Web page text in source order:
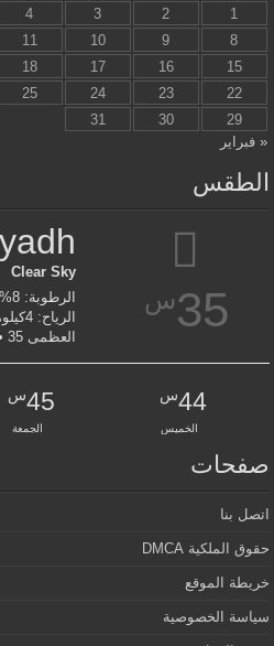
« فبراير
1
2
3
4
8
9
10
11
15
16
17
18
22
23
24
25
29
30
31
الطقس
35س
Clear Sky
الرطوبة: 8%
الرياح: 4كيلومتر/ساعة غ.ش.غ
العظمى 35 • الصغرى 35
44س
الخميس
45س
الجمعة
صفحات
اتصل بنا
حقوق الملكية DMCA
خريطة الموقع
سياسة الخصوصية